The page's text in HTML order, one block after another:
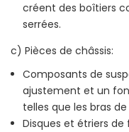
créent des boîtiers
serrées.
c) Pièces de châssis:
Composants de
ajustement et un
telles que les bras
Disques et étriers de